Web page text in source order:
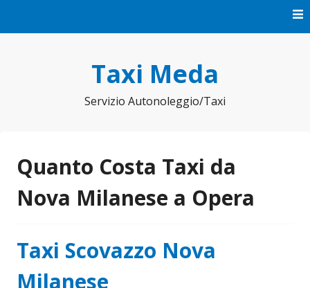
Taxi Meda
Servizio Autonoleggio/Taxi
Quanto Costa Taxi da
Nova Milanese a Opera
Taxi Scovazzo Nova
Milanese